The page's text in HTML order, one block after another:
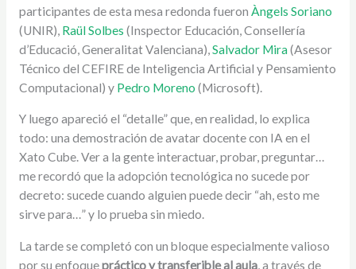
participantes de esta mesa redonda fueron Àngels Soriano
(UNIR), Raül Solbes (Inspector Educación, Consellería
d’Educació, Generalitat Valenciana),Salvador Mira(Asesor
Técnico del CEFIRE de Inteligencia Artificial y Pensamiento
Computacional) y Pedro Moreno (Microsoft).
Y luego apareció el “detalle” que, en realidad, lo explica
todo: una demostración de avatar docente con IA en el
Xato Cube. Ver a la gente interactuar, probar, preguntar…
me recordó que la adopción tecnológica no sucede por
decreto: sucede cuando alguien puede decir “ah, esto me
sirve para…” y lo prueba sin miedo.
La tarde se completó con un bloque especialmente valioso
por su enfoquepráctico y transferible al aula, a través de